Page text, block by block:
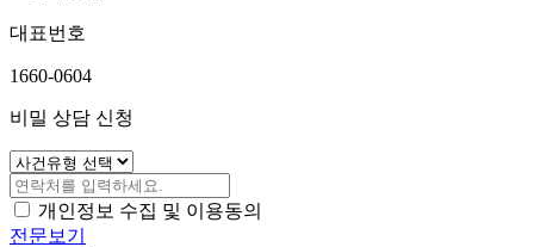
대표번호
1660-0604
비밀 상담 신청
개인정보 수집 및 이용동의
전문보기